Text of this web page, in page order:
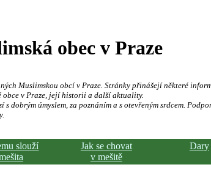
obec v Praze
Muslimskou obcí v Praze. Stránky přinášejí některé
obce v Praze, její historii a další aktuality.
s dobrým úmyslem, za poznáním a s otevřeným srdcem.
slouží
Jak se chovat
v mešitě
Dary